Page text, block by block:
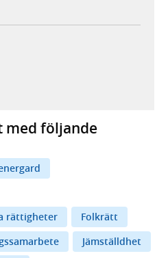
ny flik, extern webbplats,
webbplats,
flik, extern webbplats,
postklient,
med följande
rättigheter
Folkrätt
Jämställdhet